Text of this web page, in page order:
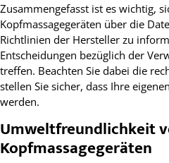
Zusammengefasst ist es wichtig,
Kopfmassagegeräten über die
Richtlinien der Hersteller zu
Entscheidungen bezüglich der
treffen. Beachten Sie dabei die
stellen Sie sicher, dass Ihre
werden.
Umweltfreundlichkeit
Kopfmassagegeräten